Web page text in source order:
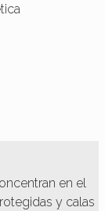
en el
y calas